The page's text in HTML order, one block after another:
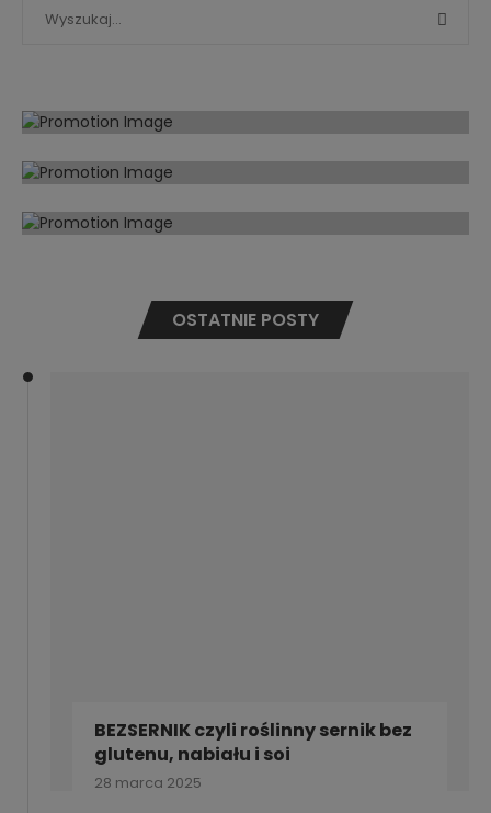
OSTATNIE POSTY
BEZSERNIK czyli roślinny sernik bez
glutenu, nabiału i soi
28 marca 2025